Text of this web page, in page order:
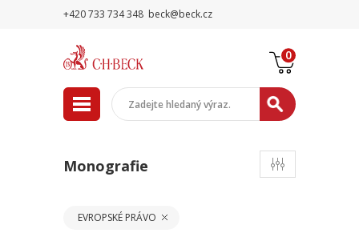
+420 733 734 348 beck@beck.cz
0
Monografie
EVROPSKÉ PRÁVO